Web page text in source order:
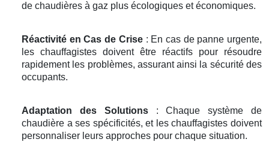
de chaudières à gaz plus écologiques et économiques.
Réactivité en Cas de Crise: En cas de panne urgente,
les chauffagistes doivent être réactifs pour résoudre
rapidement les problèmes, assurant ainsi la sécurité des
occupants.
Adaptation des Solutions: Chaque système de
chaudière a ses spécificités, et les chauffagistes doivent
personnaliser leurs approches pour chaque situation.